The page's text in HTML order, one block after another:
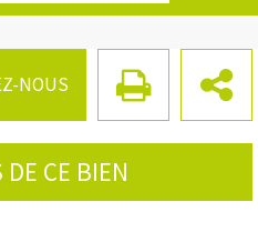
ce bien est exposé sont
www.georisques.gouv.fr
NOUS
CE BIEN